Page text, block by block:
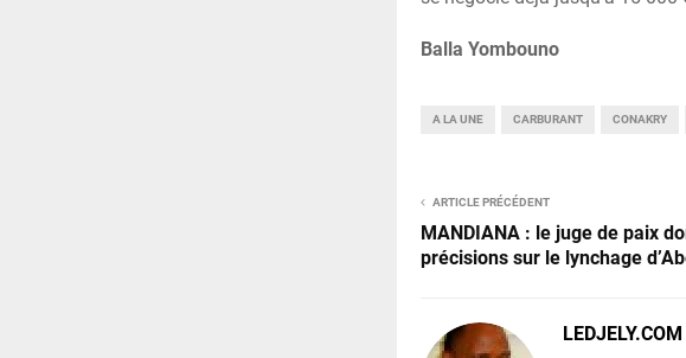
Balla Yombouno
A LA UNE CARBURANT CONAKRY
ARTICLE PRÉCÉDENT
MANDIANA : le juge de paix
précisions sur le lynchage
LEDJELY.COM